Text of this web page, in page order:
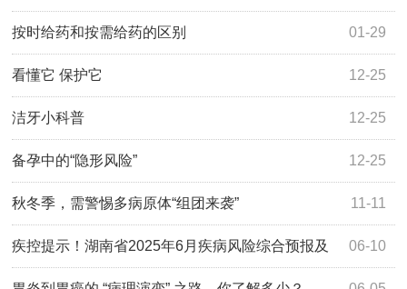
01-29
按时给药和按需给药的区别
12-25
看懂它 保护它
12-25
洁牙小科普
12-25
备孕中的“隐形风险”
11-11
秋冬季，需警惕多病原体“组团来袭”
06-10
疾控提示！湖南省2025年6月疾病风险综合预报及